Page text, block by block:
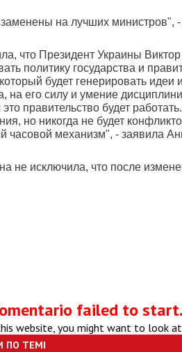
на лучших министров",
что Президент Украины
политику государства и
который будет генерировать
на его силу и умение
это правительство будет
но никогда не будет
часовой механизм", - заявила
не исключила, что после
failed to start.
website, you might want to look
ПО ТЕМІ